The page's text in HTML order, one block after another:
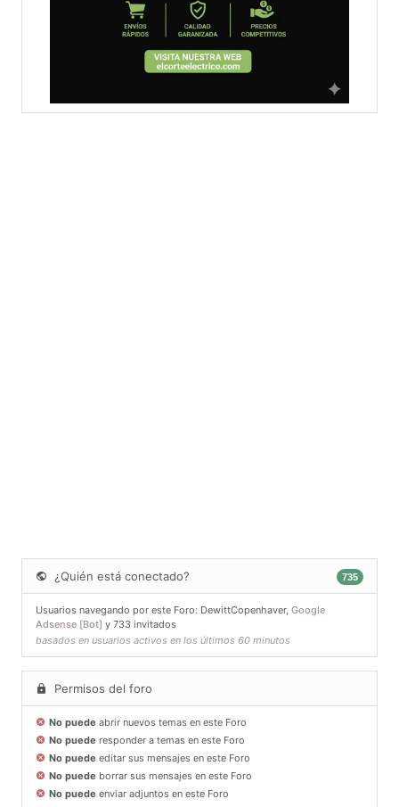
¿Quién está conectado? 735
Usuarios navegando por este Foro: DewittCopenhaver, Google
Adsense [Bot] y 733 invitados
basados en usuarios activos en los últimos 60 minutos
Permisos del foro
No puede abrir nuevos temas en este Foro
No puede responder a temas en este Foro
No puede editar sus mensajes en este Foro
No puede borrar sus mensajes en este Foro
No puede enviar adjuntos en este Foro